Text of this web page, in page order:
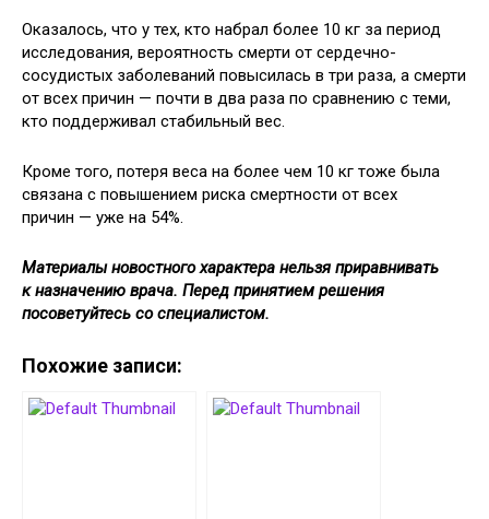
Оказалось, что у тех, кто набрал более 10 кг за период
исследования, вероятность смерти от сердечно-
сосудистых заболеваний повысилась в три раза, а смерти
от всех причин — почти в два раза по сравнению с теми,
кто поддерживал стабильный вес.
Кроме того, потеря веса на более чем 10 кг тоже была
связана с повышением риска смертности от всех
причин — уже на 54%.
Материалы новостного характера нельзя приравнивать
к назначению врача. Перед принятием решения
посоветуйтесь со специалистом.
Похожие записи: